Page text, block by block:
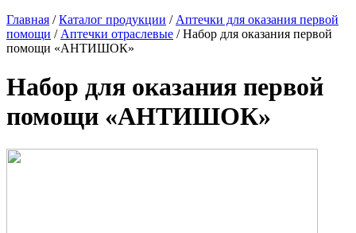
Главная / Каталог продукции / Аптечки для оказания первой
помощи / Аптечки отраслевые / Набор для оказания первой
помощи «АНТИШОК»
Набор для оказания первой
помощи «АНТИШОК»